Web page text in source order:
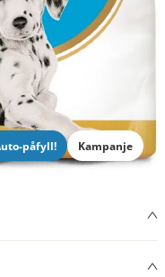
påfyll! Kampanje